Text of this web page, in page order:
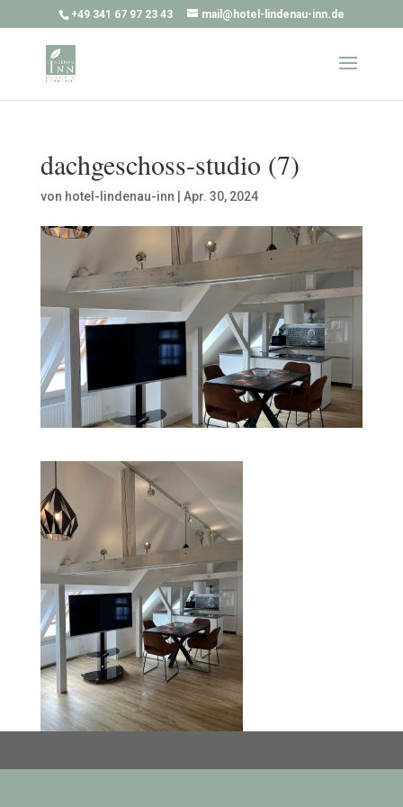
+49 341 67 97 23 43 mail@hotel-lindenau-inn.de
dachgeschoss-studio (7)
von hotel-lindenau-inn Apr. 30, 2024